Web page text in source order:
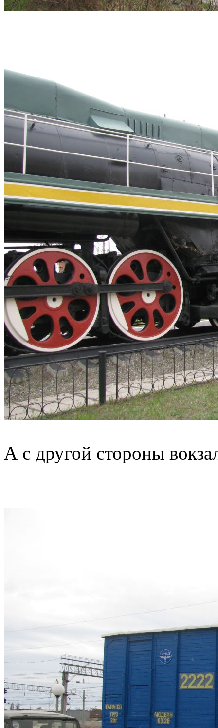
А с другой стороны